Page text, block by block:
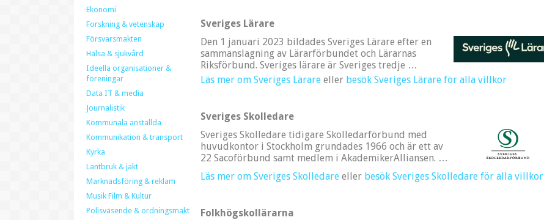
Ekonomi
Forskning & vetenskap
Försvarsmakten
Hälsa & sjukvård
Ideella organisationer &
föreningar
Data IT & media
Journalistik
Kommunala anställda
Kommunikation & transport
Kyrka
Lantbruk & jakt
Marknadsföring & reklam
Musik Film & Kultur
Polisväsende & ordningsmakt
Sveriges Lärare
Den 1 januari 2023 bildades Sveriges Lärare efter en
sammanslagning av Lärarförbundet och Lärarnas
Riksförbund. Sveriges lärare är Sveriges tredje …
Läs mer om Sveriges Lärare eller besök Sveriges Lärare för alla villkor
Sveriges Skolledare
Sveriges Skolledare tidigare Skolledarförbund med
huvudkontor i Stockholm grundades 1966 och är ett av
22 Sacoförbund samt medlem i AkademikerAlliansen. …
Läs mer om Sveriges Skolledare eller besök Sveriges Skolledare för alla villkor
Folkhögskollärarna